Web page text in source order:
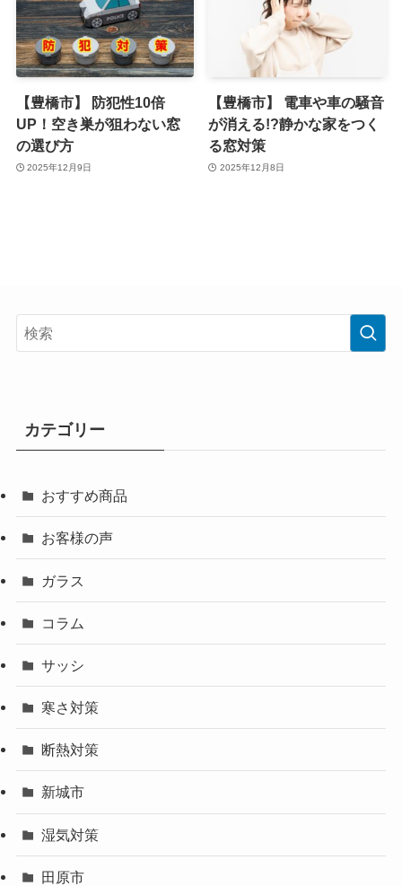
【豊橋市】 防犯性10倍
UP！空き巣が狙わない窓
の選び方
2025年12月9日
【豊橋市】 電車や車の騒音
が消える!?静かな家をつく
る窓対策
2025年12月8日
カテゴリー
おすすめ商品
お客様の声
ガラス
コラム
サッシ
寒さ対策
断熱対策
新城市
湿気対策
田原市